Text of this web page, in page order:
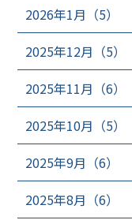
2026年1月（5）
2025年12月（5）
2025年11月（6）
2025年10月（5）
2025年9月（6）
2025年8月（6）